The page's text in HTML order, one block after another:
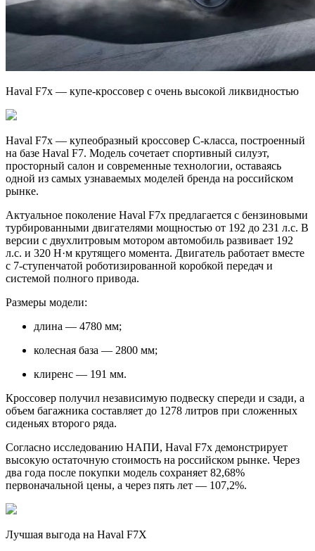
Haval F7x — купе-кроссовер с очень высокой ликвидностью
Haval F7x — купеобразный кроссовер C-класса, построенный
на базе Haval F7. Модель сочетает спортивный силуэт,
просторный салон и современные технологии, оставаясь
одной из самых узнаваемых моделей бренда на российском
рынке.
Актуальное поколение Haval F7x предлагается с бензиновыми
турбированными двигателями мощностью от 192 до 231 л.с. В
версии с двухлитровым мотором автомобиль развивает 192
л.с. и 320 Н·м крутящего момента. Двигатель работает вместе
с 7-ступенчатой роботизированной коробкой передач и
системой полного привода.
Размеры модели:
длина — 4780 мм;
колесная база — 2800 мм;
клиренс — 191 мм.
Кроссовер получил независимую подвеску спереди и сзади, а
объем багажника составляет до 1278 литров при сложенных
сиденьях второго ряда.
Согласно исследованию НАПИ, Haval F7x демонстрирует
высокую остаточную стоимость на российском рынке. Через
два года после покупки модель сохраняет 82,68%
первоначальной цены, а через пять лет — 107,2%.
Лучшая выгода на Haval F7X